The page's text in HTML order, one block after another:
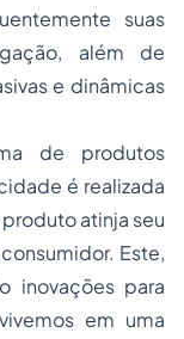
suas
além de
e dinâmicas
de produtos
é realizada
atinja seu
Este,
inovações para
em uma